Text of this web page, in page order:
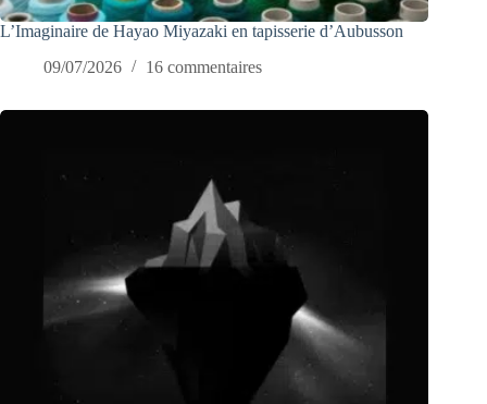
L’Imaginaire de Hayao Miyazaki en tapisserie d’Aubusson
09/07/2026
16 commentaires